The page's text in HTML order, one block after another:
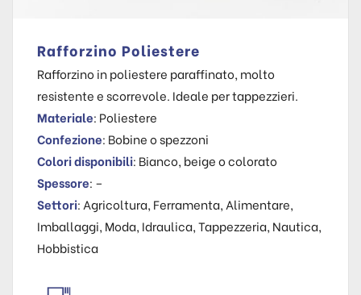
Rafforzino Poliestere
Rafforzino in poliestere paraffinato, molto
resistente e scorrevole. Ideale per tappezzieri.
Materiale: Poliestere
Confezione: Bobine o spezzoni
Colori disponibili: Bianco, beige o colorato
Spessore: –
Settori: Agricoltura, Ferramenta, Alimentare,
Imballaggi, Moda, Idraulica, Tappezzeria, Nautica,
Hobbistica